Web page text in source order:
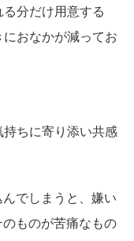
分だけ用意する
おなかが減ってお
ちに寄り添い共感
でしまうと、嫌い
ものが苦痛なもの